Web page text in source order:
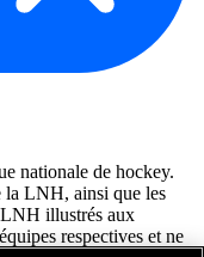
nationale de hockey.
la LNH, ainsi que les
LNH illustrés aux
respectives et ne